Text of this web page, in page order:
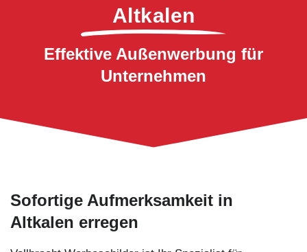
Altkalen
Effektive Außenwerbung für
Unternehmen
Sofortige Aufmerksamkeit in
Altkalen erregen